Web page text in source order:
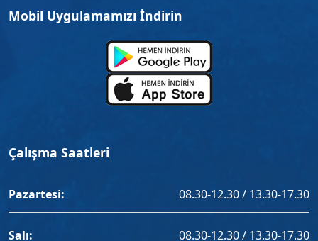
Mobil Uygulamamızı İndirin
Çalışma Saatleri
Pazartesi: 08.30-12.30 / 13.30-17.30
Salı: 08.30-12.30 / 13.30-17.30